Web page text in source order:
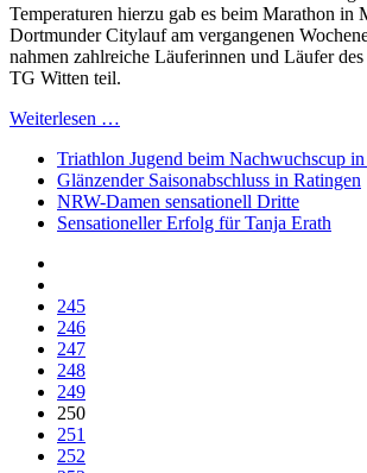
Temperaturen hierzu gab es beim Marathon in
Dortmunder Citylauf am vergangenen
nahmen zahlreiche Läuferinnen und Läufer
TG Witten teil.
Weiterlesen …
Triathlon Jugend beim Nachwuchscup
Glänzender Saisonabschluss in Ratingen
NRW-Damen sensationell Dritte
Sensationeller Erfolg für Tanja Erath
245
246
247
248
249
250
251
252